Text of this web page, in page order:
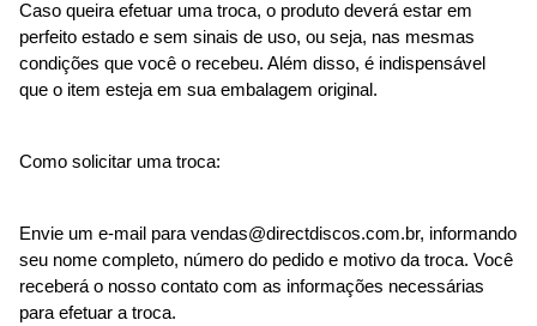
Caso queira efetuar uma troca, o produto deverá estar em
perfeito estado e sem sinais de uso, ou seja, nas mesmas
condições que você o recebeu. Além disso, é indispensável
que o item esteja em sua embalagem original.
Como solicitar uma troca:
Envie um e-mail para vendas@directdiscos.com.br, informando
seu nome completo, número do pedido e motivo da troca. Você
receberá o nosso contato com as informações necessárias
para efetuar a troca.